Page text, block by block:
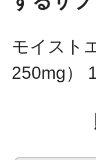
モイスト
250mg）